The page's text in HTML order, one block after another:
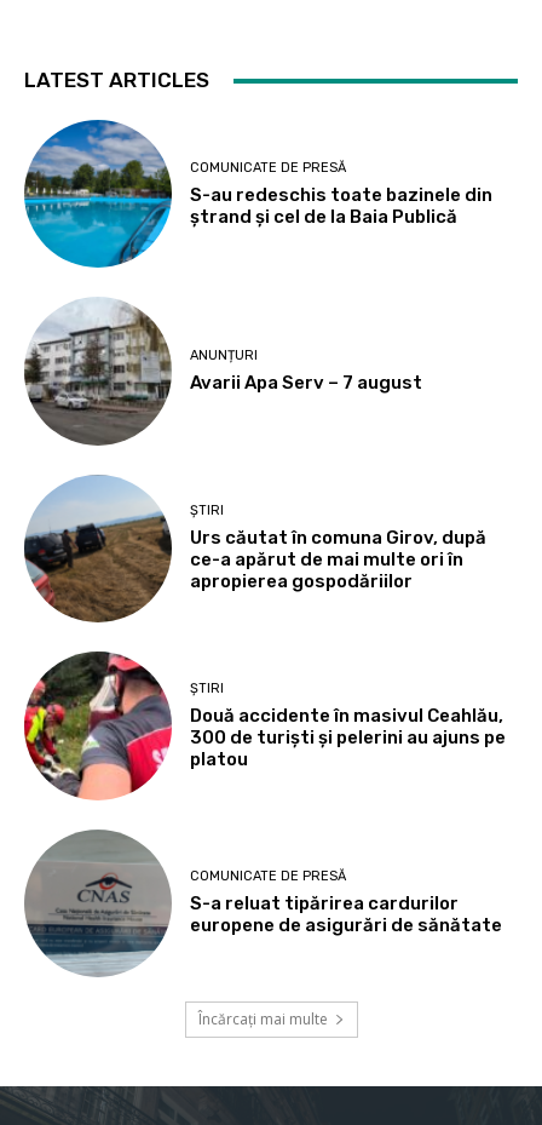
LATEST ARTICLES
COMUNICATE DE PRESĂ
S-au redeschis toate bazinele din
ștrand și cel de la Baia Publică
ANUNȚURI
Avarii Apa Serv – 7 august
ȘTIRI
Urs căutat în comuna Girov, după
ce-a apărut de mai multe ori în
apropierea gospodăriilor
ȘTIRI
Două accidente în masivul Ceahlău,
300 de turiști și pelerini au ajuns pe
platou
COMUNICATE DE PRESĂ
S-a reluat tipărirea cardurilor
europene de asigurări de sănătate
Încărcați mai multe